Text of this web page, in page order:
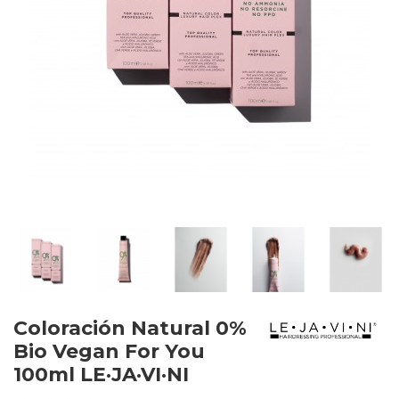
Coloración Natural 0%
Bio Vegan For You
100ml LE·JA·VI·NI